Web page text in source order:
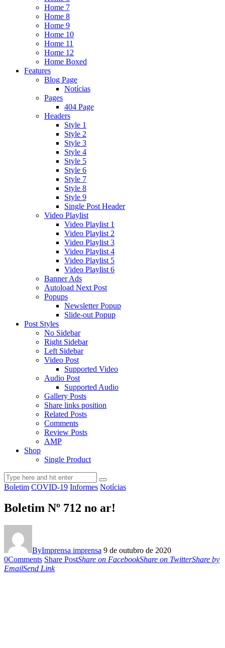
Home 7
Home 8
Home 9
Home 10
Home 11
Home 12
Home Boxed
Features
Blog Page
Notícias
Pages
404 Page
Headers
Style 1
Style 2
Style 3
Style 4
Style 5
Style 6
Style 7
Style 8
Style 9
Single Post Header
Video Playlist
Video Playlist 1
Video Playlist 2
Video Playlist 3
Video Playlist 4
Video Playlist 5
Video Playlist 6
Banner Ads
Autoload Next Post
Popups
Newsletter Popup
Slide-out Popup
Post Styles
No Sidebar
Right Sidebar
Left Sidebar
Video Post
Supported Video
Audio Post
Supported Audio
Gallery Posts
Share links position
Related Posts
Comments
Review Posts
AMP
Shop
Single Product
Boletim COVID-19 Informes Notícias
Boletim Nº 712 no ar!
ByImprensa imprensa 9 de outubro de 2020
0Comments Share PostShare on FacebookShare on TwitterShare by
EmailSend Link